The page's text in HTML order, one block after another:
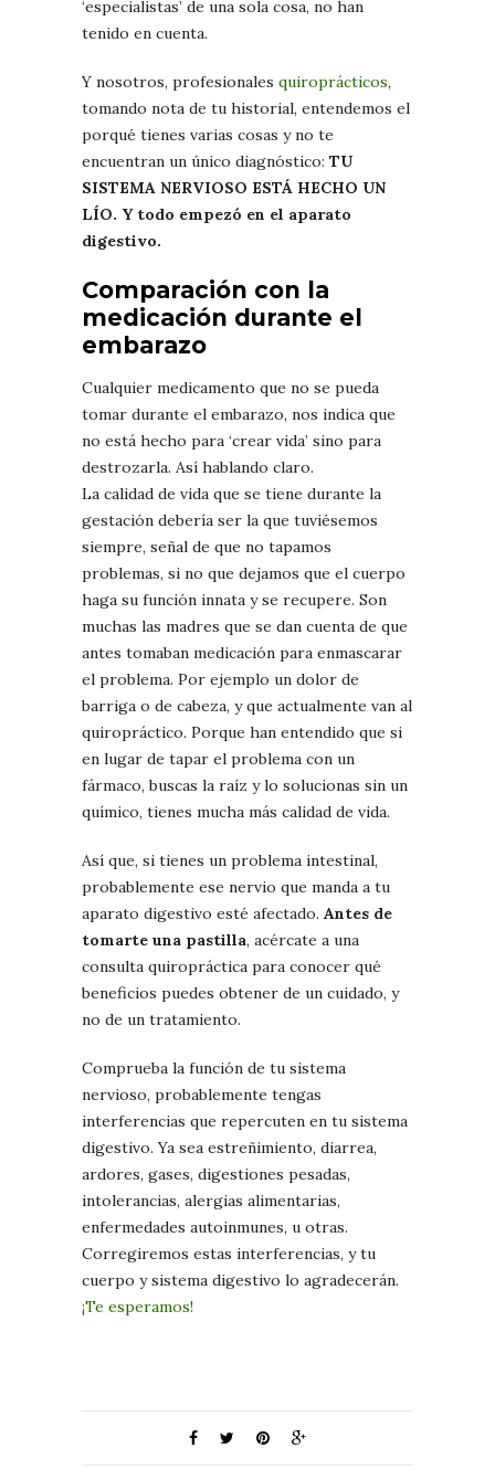
‘especialistas’ de una sola cosa, no han
tenido en cuenta.
Y nosotros, profesionales quiroprácticos,
tomando nota de tu historial, entendemos el
porqué tienes varias cosas y no te
encuentran un único diagnóstico: TU
SISTEMA NERVIOSO ESTÁ HECHO UN
LÍO. Y todo empezó en el aparato
digestivo.
Comparación con la
medicación durante el
embarazo
Cualquier medicamento que no se pueda
tomar durante el embarazo, nos indica que
no está hecho para ‘crear vida’ sino para
destrozarla. Así hablando claro.
La calidad de vida que se tiene durante la
gestación debería ser la que tuviésemos
siempre, señal de que no tapamos
problemas, si no que dejamos que el cuerpo
haga su función innata y se recupere. Son
muchas las madres que se dan cuenta de que
antes tomaban medicación para enmascarar
el problema. Por ejemplo un dolor de
barriga o de cabeza, y que actualmente van al
quiropráctico. Porque han entendido que si
en lugar de tapar el problema con un
fármaco, buscas la raíz y lo solucionas sin un
químico, tienes mucha más calidad de vida.
Así que, si tienes un problema intestinal,
probablemente ese nervio que manda a tu
aparato digestivo esté afectado. Antes de
tomarte una pastilla, acércate a una
consulta quiropráctica para conocer qué
beneficios puedes obtener de un cuidado, y
no de un tratamiento.
Comprueba la función de tu sistema
nervioso, probablemente tengas
interferencias que repercuten en tu sistema
digestivo. Ya sea estreñimiento, diarrea,
ardores, gases, digestiones pesadas,
intolerancias, alergias alimentarias,
enfermedades autoinmunes, u otras.
Corregiremos estas interferencias, y tu
cuerpo y sistema digestivo lo agradecerán.
¡Te esperamos!